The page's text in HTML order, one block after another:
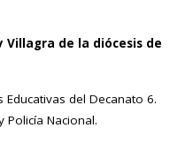
Villagra de la diócesis de
Educativas del Decanato 6.
Policía Nacional.